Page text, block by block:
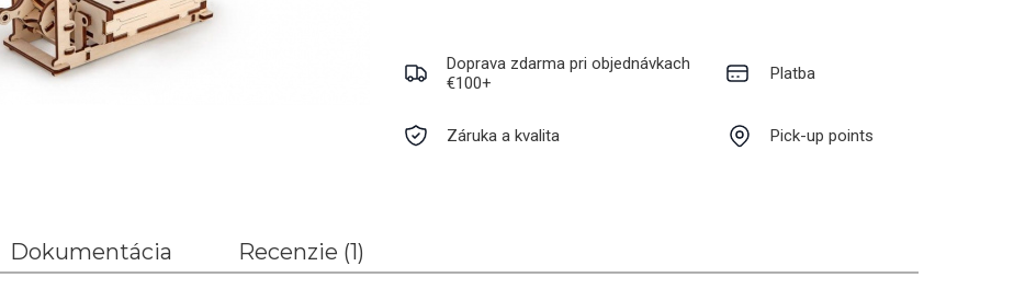
Doprava zdarma pri objednávkach
€100+
Platba
Záruka a kvalita Pick-up points
Dokumentácia Recenzie (1)